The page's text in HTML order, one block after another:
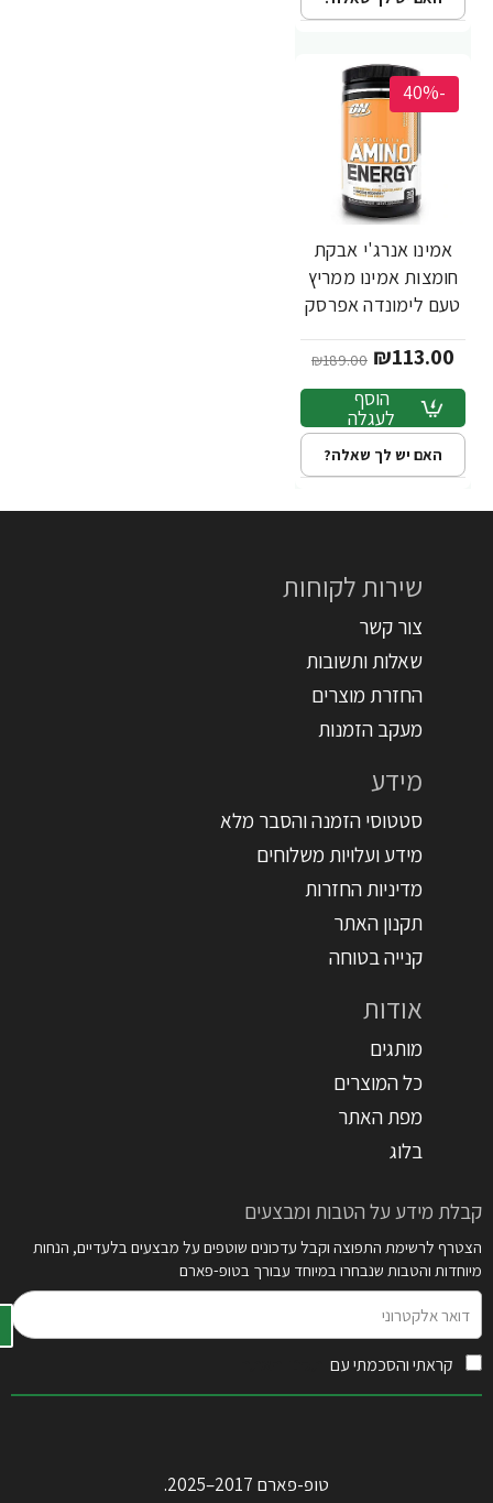
-40%
אמינו אנרג'י אבקת
חומצות אמינו ממריץ
טעם לימונדה אפרסק
Optimum Nutrition
₪113.00
₪189.00
הוסף
לעגלה
האם יש לך שאלה?
שירות לקוחות
צור קשר
שאלות ותשובות
החזרת מוצרים
מעקב הזמנות
מידע
סטטוסי הזמנה והסבר מלא
מידע ועלויות משלוחים
מדיניות החזרות
תקנון האתר
קנייה בטוחה
אודות
מותגים
כל המוצרים
מפת האתר
בלוג
קבלת מידע על הטבות ומבצעים
הצטרף לרשימת התפוצה וקבל עדכונים שוטפים על מבצעים בלעדיים, הנחות
מיוחדות והטבות שנבחרו במיוחד עבורך בטופ-פארם
אלקטרוני
קראתי והסכמתי עם
טופ-פארם 2017–2025.